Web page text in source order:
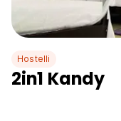
Hostelli
2in1 Kandy